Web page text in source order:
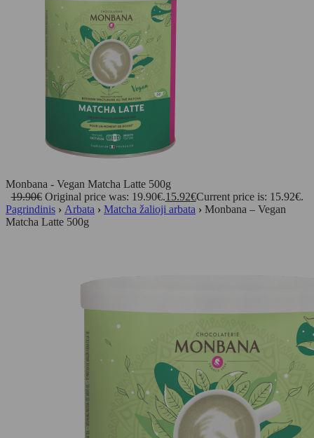
Monbana - Vegan Matcha Latte 500g
19.90€ Original price was: 19.90€.15.92€Current price is: 15.92€.
Pagrindinis › Arbata › Matcha žalioji arbata › Monbana – Vegan
Matcha Latte 500g